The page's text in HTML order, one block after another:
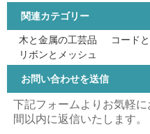
関連カテゴリー
木と金属の工芸品 コード
リボンとメッシュ
お問い合わせを送信
下記フォームよりお気軽
間以内に返信いたします。